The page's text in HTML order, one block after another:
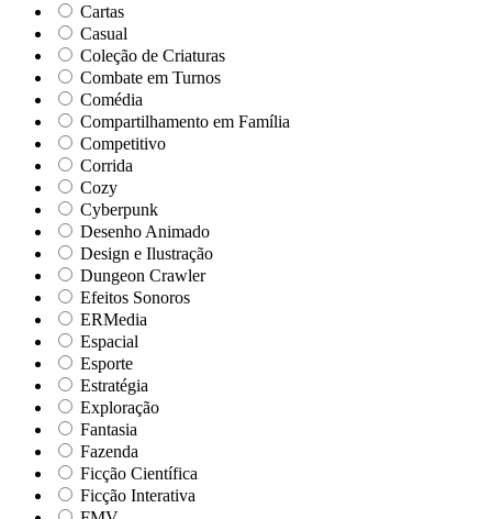
Cartas
Casual
Coleção de Criaturas
Combate em Turnos
Comédia
Compartilhamento em Família
Competitivo
Corrida
Cozy
Cyberpunk
Desenho Animado
Design e Ilustração
Dungeon Crawler
Efeitos Sonoros
ERMedia
Espacial
Esporte
Estratégia
Exploração
Fantasia
Fazenda
Ficção Científica
Ficção Interativa